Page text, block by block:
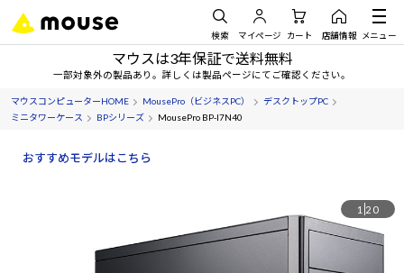
検索 マイページ カート 店舗情報 メニュー
マウスは3年保証で送料無料
一部対象外の製品あり。詳しくは製品ページにてご確認ください。
マウスコンピューターHOME MousePro（ビジネスPC）
デスクトップPC
ミニタワーケース
BPシリーズ MousePro BP-I7N40
おすすめモデルはこちら
1 20